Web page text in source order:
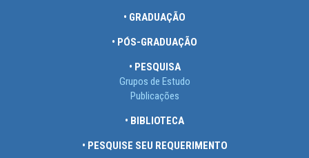
• GRADUAÇÃO
• PÓS-GRADUAÇÃO
• PESQUISA
Grupos de Estudo
Publicações
• BIBLIOTECA
• PESQUISE SEU REQUERIMENTO